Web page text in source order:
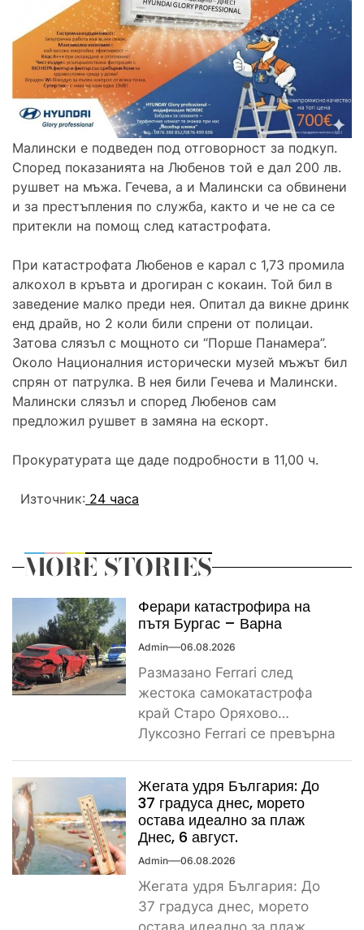
Малински е подведен под отговорност за подкуп.
Според показанията на Любенов той е дал 200 лв.
рушвет на мъжа. Гечева, а и Малински са обвинени
и за престъпления по служба, както и че не са се
притекли на помощ след катастрофата.
При катастрофата Любенов е карал с 1,73 промила
алкохол в кръвта и дрогиран с кокаин. Той бил в
заведение малко преди нея. Опитал да викне дринк
енд драйв, но 2 коли били спрени от полицаи.
Затова слязъл с мощното си “Порше Панамера”.
Около Националния исторически музей мъжът бил
спрян от патрулка. В нея били Гечева и Малински.
Малински слязъл и според Любенов сам
предложил рушвет в замяна на ескорт.
Прокуратурата ще даде подробности в 11,00 ч.
Източник: 24 часа
MORE STORIES
Ферари катастрофира на
пътя Бургас – Варна
Admin 06.08.2026
Размазано Ferrari след
жестока самокатастрофа
край Старо Оряхово
Луксозно Ferrari се превърна
сутрин...
Жегата удря България: До
37 градуса днес, морето
остава идеално за плаж
Днес, 6 август.
Admin 06.08.2026
Жегата удря България: До
37 градуса днес, морето